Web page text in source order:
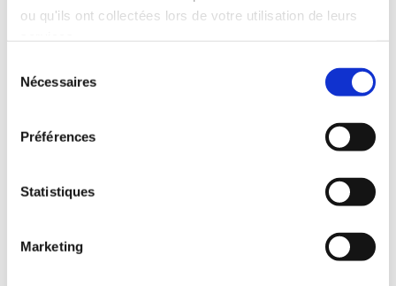
ou qu'ils ont collectées lors de votre utilisation de leurs
Nécessaires
Préférences
Statistiques
Marketing
RCS Nanterre B 380 129 866
Numéro de téléphone : 01 44 44 22 22
Droit applicable
soumis au droit français.
Contact